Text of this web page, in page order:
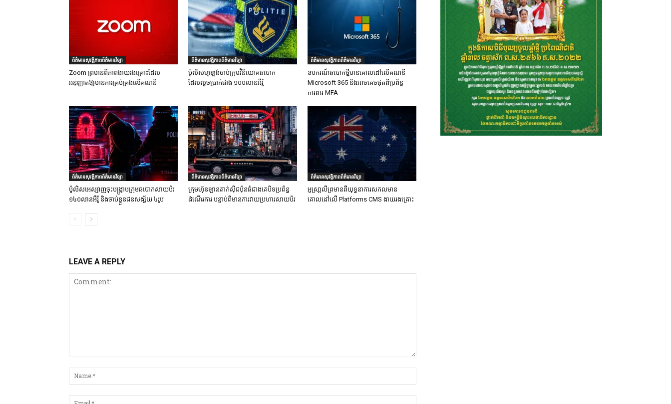
ព័ត៌មានសុវត្ថិភាពព័ត៌មានវិទ្យា
Zoom ព្រមានពីភាពងាយរងគ្រោះដែល
អនុញ្ញាតឱ្យមានការគ្រប់គ្រងលើគណនី
ព័ត៌មានសុវត្ថិភាពព័ត៌មានវិទ្យា
ប៉ូលិសហូឡង់ចាប់ក្រុមវិនិយោគឆបោក
ដែលលួចប្រាក់ជាង ១០០លានអឺរ៉ូ
ព័ត៌មានសុវត្ថិភាពព័ត៌មានវិទ្យា
ឧបករណ៍ឆបោកថ្មីមានគោលដៅលើគណនី
Microsoft 365 និងអាចគេចផុតពីប្រព័ន្ធ
ការពារ MFA
ព័ត៌មានសុវត្ថិភាពព័ត៌មានវិទ្យា
ប៉ូលិសអេស្បាញចុះបង្រ្កាបក្រុមឆបោកសាយប័រ
១៤០លានអឺរ៉ូ និងចាប់ខ្លួនជនសង្ស័យ ៤រូប
ព័ត៌មានសុវត្ថិភាពព័ត៌មានវិទ្យា
ក្រុមហ៊ុនឡានតាក់ស៊ីជប៉ុនធំជាងគេបិទប្រព័ន្ធ
ដំណើរការ បន្ទាប់ពីមានការវាយប្រហារសាយប័រ
ព័ត៌មានសុវត្ថិភាពព័ត៌មានវិទ្យា
អូស្រា្តលីព្រមានពីយុទ្ធនាការសកលមាន
គោលដៅលើ Platforms CMS ងាយរងគ្រោះ
LEAVE A REPLY